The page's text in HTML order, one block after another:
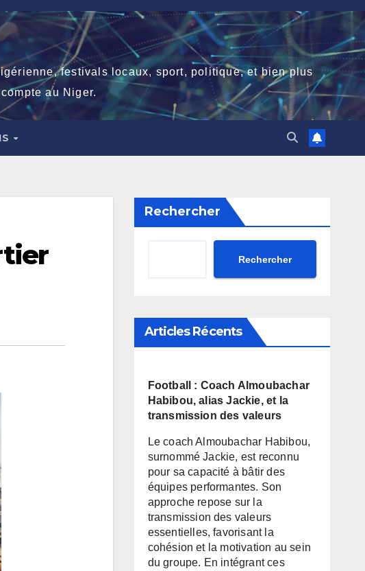
festivals locaux, sport, politique, et bien plus
au Niger.
Rechercher
Rechercher
Articles Récents
Football : Coach Almoubachar
Habibou, alias Jackie, et la
transmission des valeurs
Le coach Almoubachar Habibou,
surnommé Jackie, est reconnu
pour sa capacité à bâtir des
équipes performantes. Son
approche repose sur la
transmission des valeurs
essentielles, favorisant la
cohésion et la motivation au sein
du groupe. En intégrant ces